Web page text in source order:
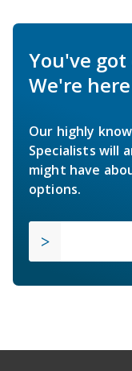
You've
We're
Our highly
Specialists will
might have
options.